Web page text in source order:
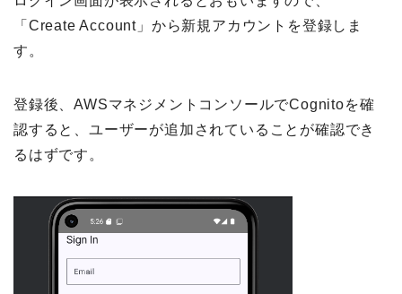
「Create Account」から新規アカウントを登録しま
す。
登録後、AWSマネジメントコンソールでCognitoを確
認すると、ユーザーが追加されていることが確認でき
るはずです。